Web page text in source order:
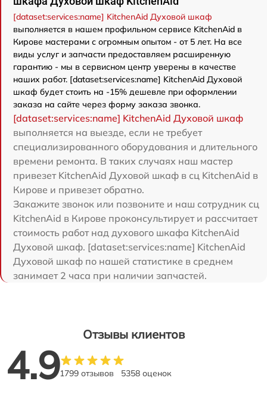
[dataset:services:name] KitchenAid Духовой шкаф
выполняется в нашем профильном сервисе KitchenAid в
Кирове мастерами с огромным опытом - от 5 лет. На все
виды услуг и запчасти предоставляем расширенную
гарантию - мы в сервисном центр уверены в качестве
наших работ. [dataset:services:name] KitchenAid Духовой
шкаф будет стоить на -15% дешевле при оформлении
заказа на сайте через форму заказа звонка.
[dataset:services:name] KitchenAid Духовой шкаф
выполняется на выезде, если не требует
специализированного оборудования и длительного
времени ремонта. В таких случаях наш мастер
привезет KitchenAid Духовой шкаф в сц KitchenAid в
Кирове и привезет обратно.
Закажите звонок или позвоните и наш сотрудник сц
KitchenAid в Кирове проконсультирует и рассчитает
стоимость работ над духового шкафа KitchenAid
Духовой шкаф. [dataset:services:name] KitchenAid
Духовой шкаф по нашей статистике в среднем
занимает 2 часа при наличии запчастей.
Отзывы клиентов
4.91799 отзывов 5358 оценок